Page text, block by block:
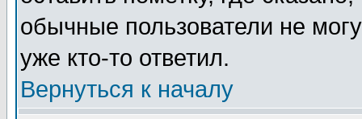
обычные пользователи не
уже кто-то ответил.
Вернуться к началу